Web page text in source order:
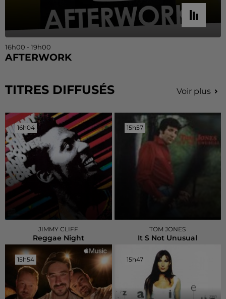
16h00 - 19h00
AFTERWORK
TITRES DIFFUSÉS Voir plus
16h04
16h04
JIMMY CLIFF
Reggae Night
15h57
15h57
TOM JONES
It S Not Unusual
15h54
15h54 15h47
15h47